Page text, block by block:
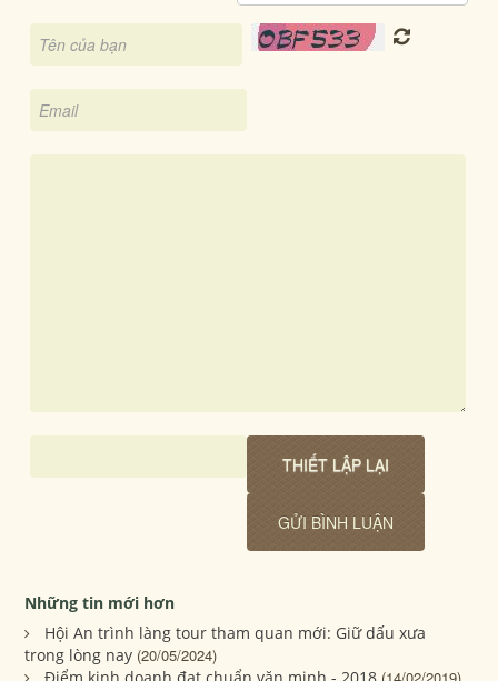
Những tin mới hơn
Hội An trình làng tour tham quan mới: Giữ dấu xưa
trong lòng nay (20/05/2024)